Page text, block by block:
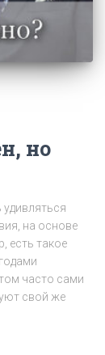
но
на основе
есть такое
часто сами
свой же